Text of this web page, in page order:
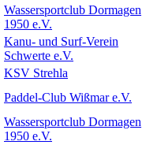
Wassersportclub Dormagen
1950 e.V.
Kanu- und Surf-Verein
Schwerte e.V.
KSV Strehla
Paddel-Club Wißmar e.V.
Wassersportclub Dormagen
1950 e.V.